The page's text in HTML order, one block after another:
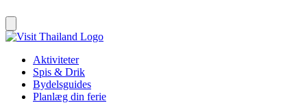
Aktiviteter
Spis & Drik
Bydelsguides
Planlæg din ferie